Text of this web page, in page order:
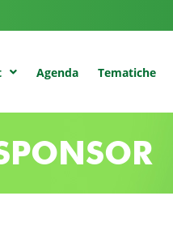
Agenda Tematiche